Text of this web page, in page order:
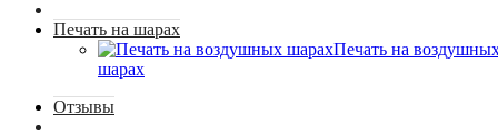
Печать на шарах
Печать на
шарах
Отзывы